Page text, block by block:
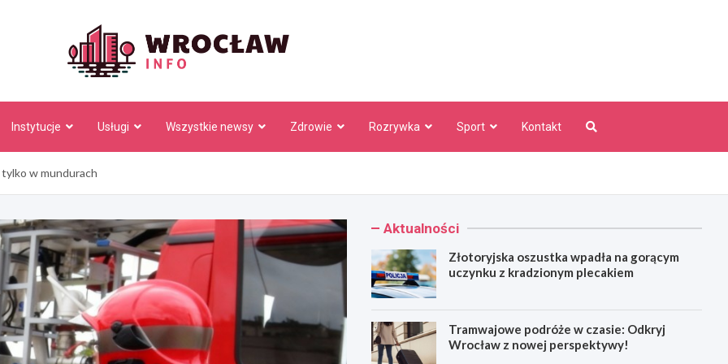
Instytucje Usługi Wszystkie newsy Zdrowie Rozrywka Sport Kontakt
w mundurach
Aktualności
Złotoryjska oszustka wpadła na gorącym
uczynku z kradzionym plecakiem
Tramwajowe podróże w czasie: Odkryj
Wrocław z nowej perspektywy!